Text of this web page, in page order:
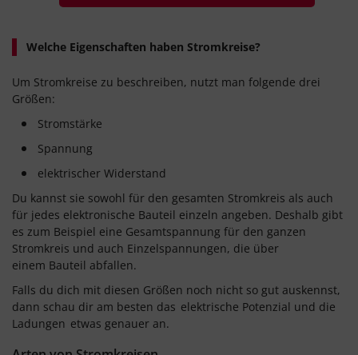
Welche Eigenschaften haben Stromkreise?
Um Stromkreise zu beschreiben, nutzt man folgende drei
Größen:
Stromstärke
Spannung
elektrischer Widerstand
Du kannst sie sowohl für den gesamten Stromkreis als auch
für jedes elektronische Bauteil einzeln angeben. Deshalb gibt
es zum Beispiel eine Gesamtspannung für den ganzen
Stromkreis und auch Einzelspannungen, die über
einem Bauteil abfallen.
Falls du dich mit diesen Größen noch nicht so gut auskennst,
dann schau dir am besten das elektrische Potenzial und die
Ladungen etwas genauer an.